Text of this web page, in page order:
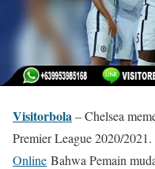
Visitorbola– Chelsea
Premier League 2020/
Online Bahwa Pemain